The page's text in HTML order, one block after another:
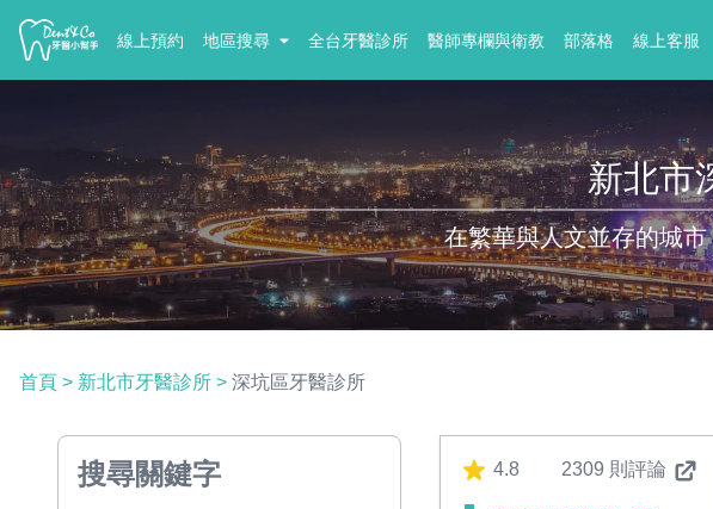
線上預約 地區搜尋 全台牙醫診所 醫師專欄與衛教 部落格 線上客服
新北市
在繁華與人文並存的城
首頁 > 新北市牙醫診所 > 深坑區牙醫診所
搜尋關鍵字 4.8 2309 則評論